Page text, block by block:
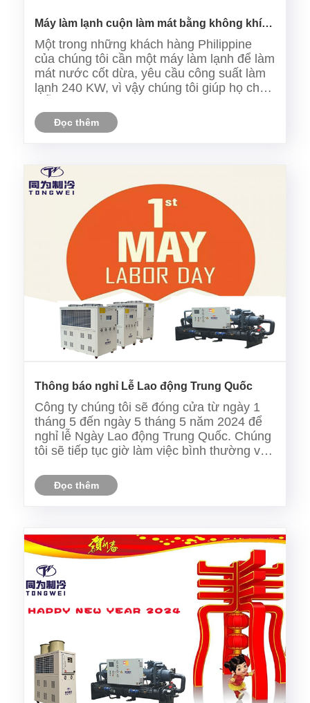
Máy làm lạnh cuộn làm mát bằng không khí
100HP Giao hàng đến Philippines để làm mát
sữa dừa
Một trong những khách hàng Philippine
của chúng tôi cần một máy làm lạnh để làm
mát nước cốt dừa, yêu cầu công suất làm
lạnh 240 KW, vì vậy chúng tôi giúp họ chọn
không khí 100 mã lực TW-100AF. Hôm nay
chúng tôi sắp xếp chuyến hàng cho máy
Đọc thêm
Thông báo nghỉ Lễ Lao động Trung Quốc
Công ty chúng tôi sẽ đóng cửa từ ngày 1
tháng 5 đến ngày 5 tháng 5 năm 2024 để
nghỉ lễ Ngày Lao động Trung Quốc. Chúng
tôi sẽ tiếp tục giờ làm việc bình thường vào
phận dịch vụ khách hàng của chúng tôi sẽ
không thể trả lời cuộc gọi hoặc trả lời
Đọc thêm